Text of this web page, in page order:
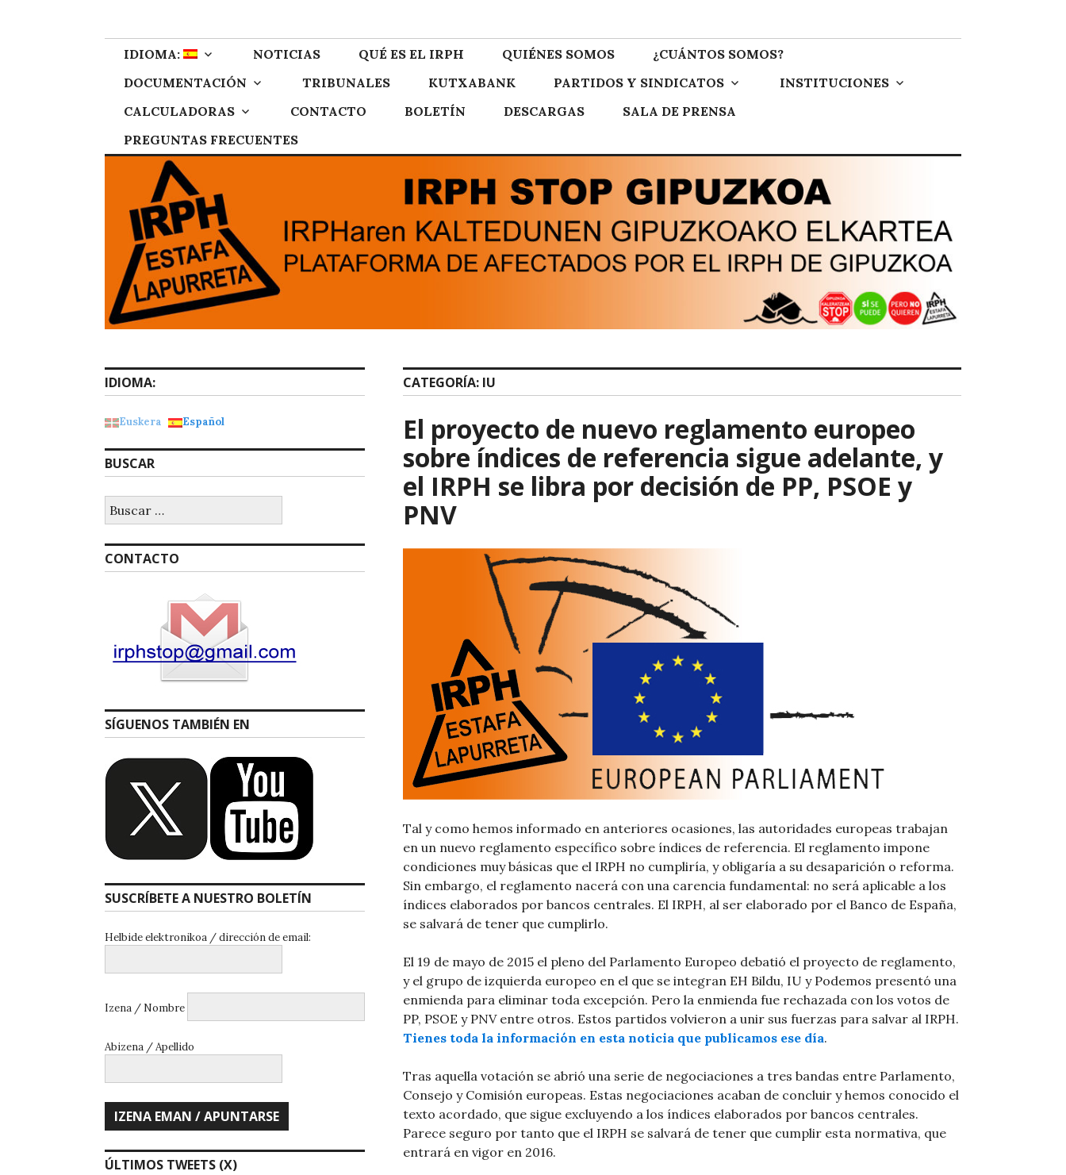
content
IRPH Stop Gipuzkoa
IDIOMA: NOTICIAS QUÉ ES EL IRPH QUIÉNES SOMOS
¿CUÁNTOS SOMOS?
DOCUMENTACIÓN
TRIBUNALES KUTXABANK PARTIDOS Y SINDICATOS
INSTITUCIONES
CALCULADORAS
CONTACTO BOLETÍN DESCARGAS
SALA DE PRENSA
PREGUNTAS FRECUENTES
CATEGORÍA: IU
El proyecto de nuevo reglamento europeo
sobre índices de referencia sigue adelante, y
el IRPH se libra por decisión de PP, PSOE y
PNV
Tal y como hemos informado en anteriores ocasiones, las autoridades europeas trabajan
en un nuevo reglamento específico sobre índices de referencia. El reglamento impone
condiciones muy básicas que el IRPH no cumpliría, y obligaría a su desaparición o reforma.
Sin embargo, el reglamento nacerá con una carencia fundamental: no será aplicable a los
índices elaborados por bancos centrales. El IRPH, al ser elaborado por el Banco de España,
se salvará de tener que cumplirlo.
El 19 de mayo de 2015 el pleno del Parlamento Europeo debatió el proyecto de reglamento,
y el grupo de izquierda europeo en el que se integran EH Bildu, IU y Podemos presentó una
enmienda para eliminar toda excepción. Pero la enmienda fue rechazada con los votos de
PP, PSOE y PNV entre otros. Estos partidos volvieron a unir sus fuerzas para salvar al IRPH.
Tienes toda la información en esta noticia que publicamos ese día.
Tras aquella votación se abrió una serie de negociaciones a tres bandas entre Parlamento,
Consejo y Comisión europeas. Estas negociaciones acaban de concluir y hemos conocido el
texto acordado, que sigue excluyendo a los índices elaborados por bancos centrales.
Parece seguro por tanto que el IRPH se salvará de tener que cumplir esta normativa, que
entrará en vigor en 2016.
IDIOMA:
Euskera Español
BUSCAR
CONTACTO
SÍGUENOS TAMBIÉN EN
SUSCRÍBETE A NUESTRO BOLETÍN
Helbide elektronikoa / dirección de email:
Izena / Nombre
Abizena / Apellido
ÚLTIMOS TWEETS (X)